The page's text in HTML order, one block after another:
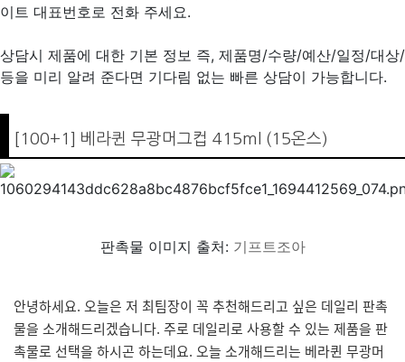
이트 대표번호로 전화 주세요.
상담시 제품에 대한 기본 정보 즉, 제품명/수량/예산/일정/대상/
등을 미리 알려 준다면 기다림 없는 빠른 상담이 가능합니다.
[100+1] 베라퀸 무광머그컵 415ml (15온스)
판촉물 이미지 출처: 기프트조아
안녕하세요. 오늘은 저 최팀장이 꼭 추천해드리고 싶은 데일리 판촉
물을 소개해드리겠습니다. 주로 데일리로 사용할 수 있는 제품을 판
촉물로 선택을 하시곤 하는데요. 오늘 소개해드리는 베라퀸 무광머